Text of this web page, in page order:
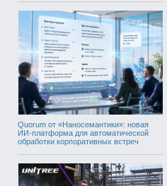
Quorum от «Наносемантики»: новая
ИИ-платформа для автоматической
обработки корпоративных встреч